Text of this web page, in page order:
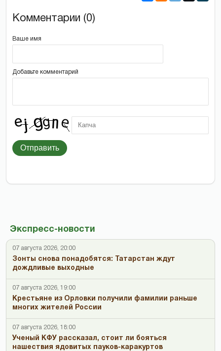
Экспресс-новости
07 августа 2026, 20:00
Зонты снова понадобятся: Татарстан ждут
дождливые выходные
07 августа 2026, 19:00
Крестьяне из Орловки получили фамилии раньше
многих жителей России
07 августа 2026, 18:00
Ученый КФУ рассказал, стоит ли бояться
нашествия ядовитых пауков-каракуртов
Комментарии (0)
Ваше имя
Добавьте комментарий
Отправить